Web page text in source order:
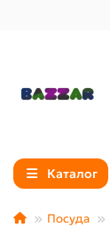
Каталог
Посуда